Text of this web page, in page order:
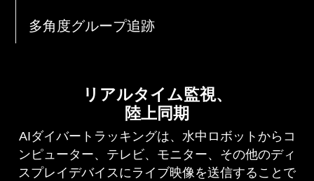
多角度グループ追跡
リアルタイム監視、
陸上同期
AIダイバートラッキングは、水中ロボットからコ
ンピューター、テレビ、モニター、その他のディ
スプレイデバイスにライブ映像を送信することで